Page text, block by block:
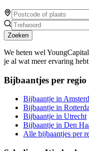
Zoeken
We heten wel
je al wat meer ervaring
Bijbaantjes per regio
Bijbaantje in
Bijbaantje in
Bijbaantje in Utrecht
Bijbaantje in Den
Alle bijbaantjes per